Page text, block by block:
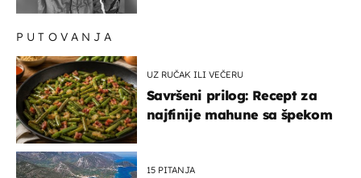
PUTOVANJA
UZ RUČAK ILI VEČERU
Savršeni prilog: Recept za
najfinije mahune sa špekom
15 PITANJA